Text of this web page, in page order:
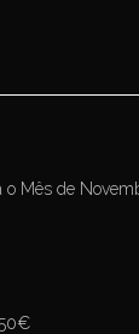
o Mês de